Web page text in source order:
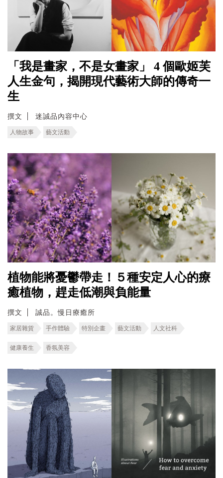
「我是畫家，不是女畫家」 4 個歐姬芙
人生金句，揭開現代藝術大師的傳奇一
生
撰文 迷誠品內容中心
人物故事 藝文活動
植物能將憂鬱帶走！５種安定人心的療
癒植物，趕走低潮與負能量
撰文 誠品。慢日療癒所
家居雜貨 手作體驗 特別企畫 藝文活動 人文社科
健康養生 香氛美容